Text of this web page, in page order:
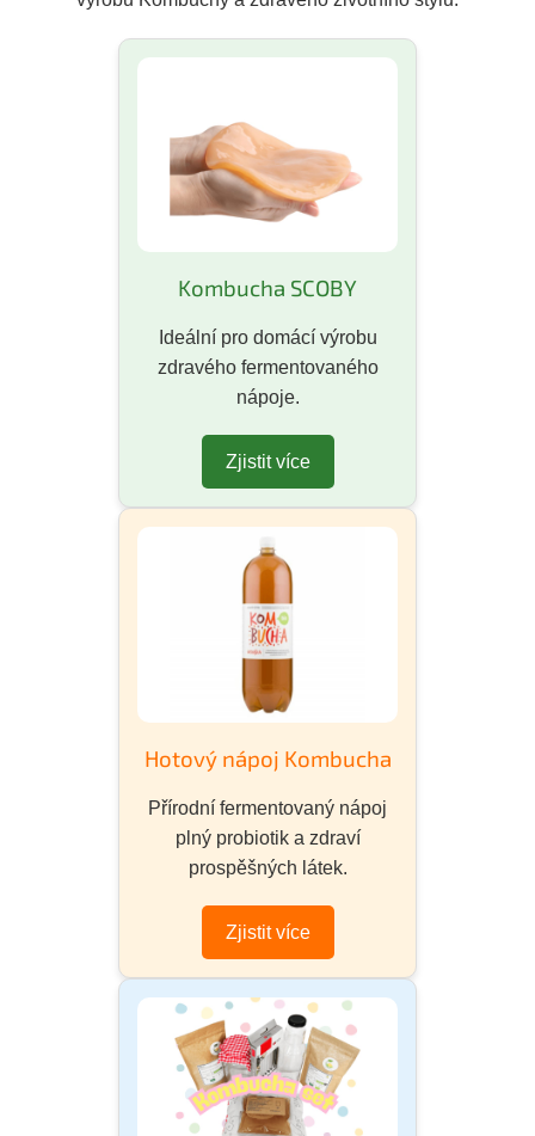
Kombucha SCOBY
Ideální pro domácí výrobu
zdravého fermentovaného
nápoje.
Zjistit více
Hotový nápoj Kombucha
Přírodní fermentovaný nápoj
plný probiotik a zdraví
prospěšných látek.
Zjistit více